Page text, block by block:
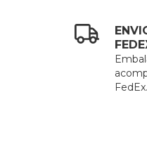
FedEx.